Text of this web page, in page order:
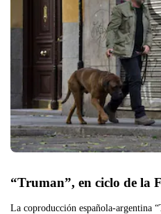
“Truman”, en ciclo de la
La coproducción española-argentina